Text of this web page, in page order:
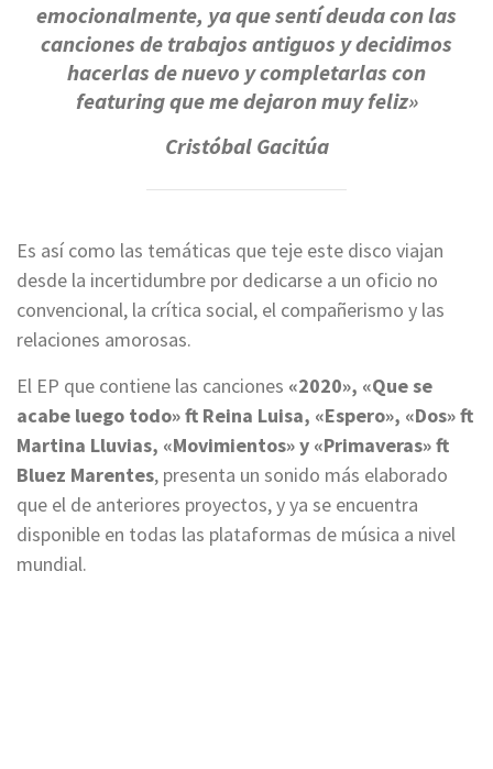
emocionalmente, ya que sentí deuda con las
canciones de trabajos antiguos y decidimos
hacerlas de nuevo y completarlas con
featuring que me dejaron muy feliz»
Cristóbal Gacitúa
Es así como las temáticas que teje este disco viajan
desde la incertidumbre por dedicarse a un oficio no
convencional, la crítica social, el compañerismo y las
relaciones amorosas.
El EP que contiene las canciones «2020», «Que se
acabe luego todo» ft Reina Luisa, «Espero», «Dos» ft
Martina Lluvias, «Movimientos» y «Primaveras» ft
Bluez Marentes, presenta un sonido más elaborado
que el de anteriores proyectos, y ya se encuentra
disponible en todas las plataformas de música a nivel
mundial.